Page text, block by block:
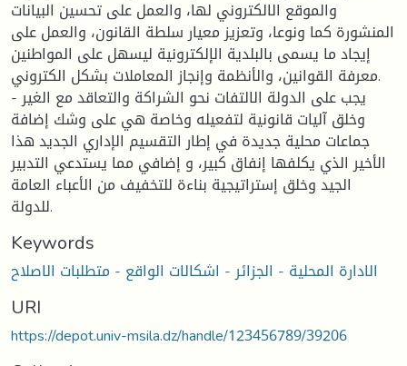
والموقع الالكتروني لها، والعمل على تحسين البيانات
المنشورة كما ونوعا، وتعزيز معيار سلطة القانون، والعمل على
إيجاد ما يسمى بالبلدية الإلكترونية ليسهل على المواطنين
معرفة القوانين، والأنظمة وإنجاز المعاملات بشكل الكتروني.
- يجب على الدولة الالتفات نحو الشراكة والتعاقد مع الغير
وخلق آليات قانونية لتفعيله وخاصة هي على وشك إضافة
جماعات محلية جديدة في إطار التقسيم الإداري الجديد هذا
الأخير الذي يكلفها إنفاق كبير، و إضافي مما يستدعي التدبير
الجيد وخلق إستراتيجية بناءة للتخفيف من الأعباء العامة
للدولة.
Keywords
الادارة المحلية - الجزائر - اشكالات الواقع - متطلبات الاصلاح
URI
https://depot.univ-msila.dz/handle/123456789/39206